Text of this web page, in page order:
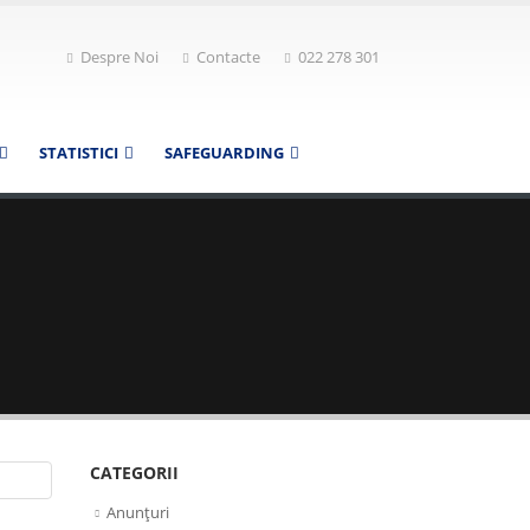
Despre Noi Contacte 022 278 301
STATISTICI SAFEGUARDING
CATEGORII
Anunțuri